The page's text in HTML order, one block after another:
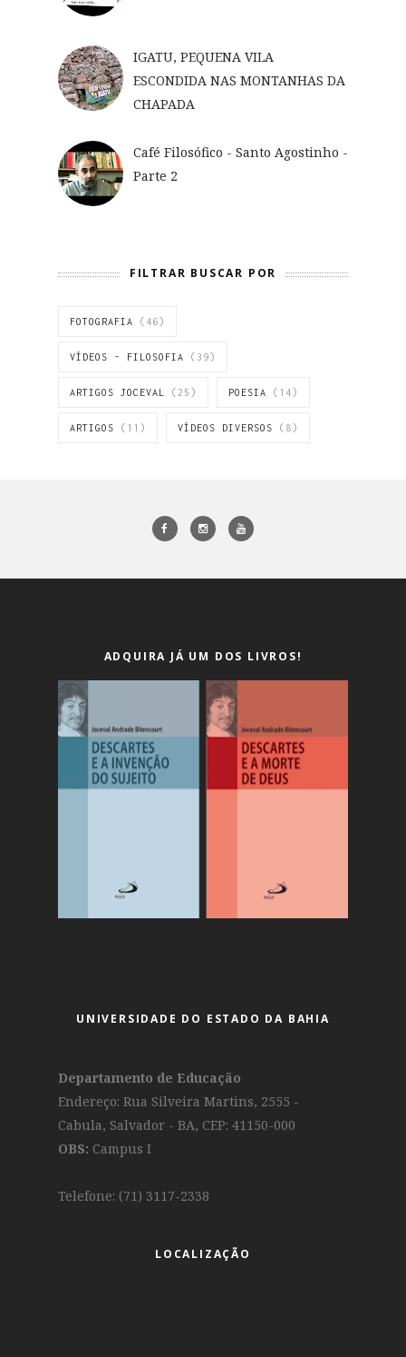
IGATU, PEQUENA VILA
ESCONDIDA NAS MONTANHAS DA
CHAPADA
Café Filosófico - Santo Agostinho -
Parte 2
FILTRAR BUSCAR POR
FOTOGRAFIA (46)
VÍDEOS - FILOSOFIA (39)
ARTIGOS JOCEVAL (25) POESIA (14)
ARTIGOS (11) VÍDEOS DIVERSOS (8)
ADQUIRA JÁ UM DOS LIVROS!
UNIVERSIDADE DO ESTADO DA BAHIA
Departamento de Educação
Endereço: Rua Silveira Martins, 2555 -
Cabula, Salvador - BA, CEP: 41150-000
OBS: Campus I
Telefone: (71) 3117-2338
LOCALIZAÇÃO